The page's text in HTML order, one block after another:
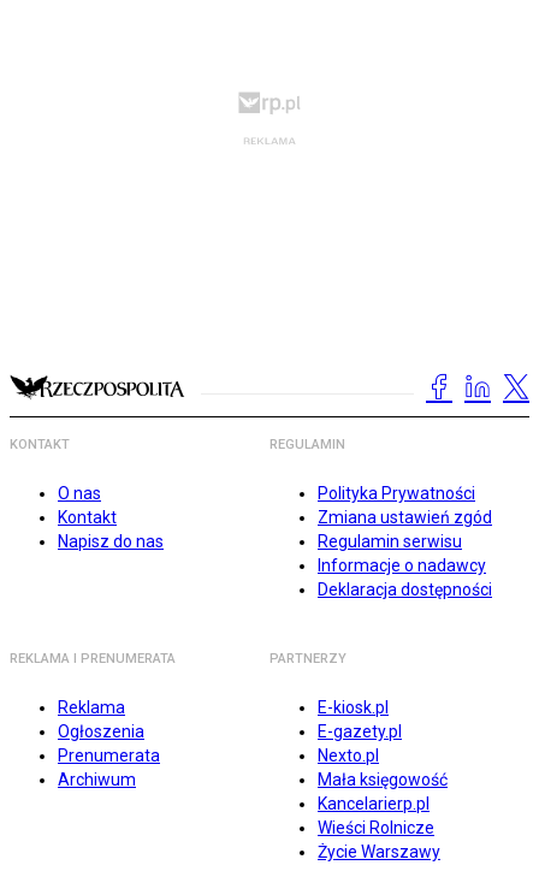
KONTAKT
O nas
Kontakt
Napisz do nas
REGULAMIN
Polityka Prywatności
Zmiana ustawień zgód
Regulamin serwisu
Informacje o nadawcy
Deklaracja dostępności
REKLAMA I PRENUMERATA
Reklama
Ogłoszenia
Prenumerata
Archiwum
PARTNERZY
E-kiosk.pl
E-gazety.pl
Nexto.pl
Mała księgowość
Kancelarierp.pl
Wieści Rolnicze
Życie Warszawy